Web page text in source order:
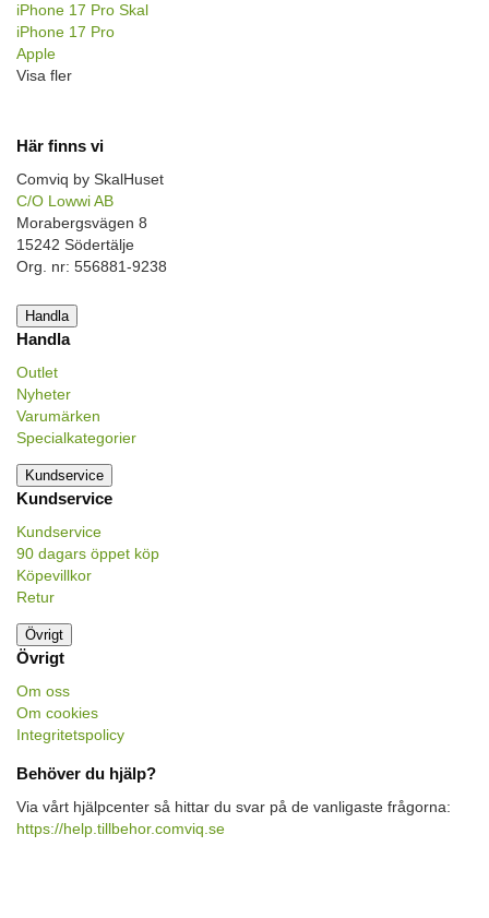
iPhone 17 Pro Skal
iPhone 17 Pro
Apple
Visa fler
Här finns vi
Comviq by SkalHuset
C/O Lowwi AB
Morabergsvägen 8
15242 Södertälje
Org. nr: 556881-9238
Handla
Handla
Outlet
Nyheter
Varumärken
Specialkategorier
Kundservice
Kundservice
Kundservice
90 dagars öppet köp
Köpevillkor
Retur
Övrigt
Övrigt
Om oss
Om cookies
Integritetspolicy
Behöver du hjälp?
Via vårt hjälpcenter så hittar du svar på de vanligaste frågorna:
https://help.tillbehor.comviq.se